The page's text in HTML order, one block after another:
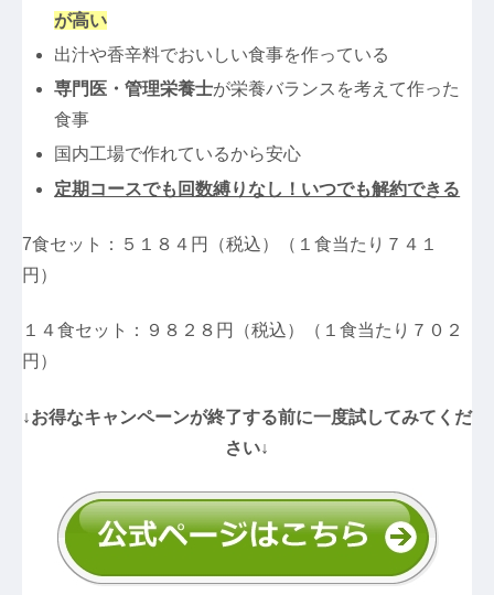
が高い
出汁や香辛料でおいしい食事を作っている
専門医・管理栄養士が栄養バランスを考えて作った
食事
国内工場で作れているから安心
定期コースでも回数縛りなし！いつでも解約できる
7食セット：５１８４円（税込）（１食当たり７４１
円）
１４食セット：９８２８円（税込）（１食当たり７０２
円）
↓お得なキャンペーンが終了する前に一度試してみてくだ
さい↓